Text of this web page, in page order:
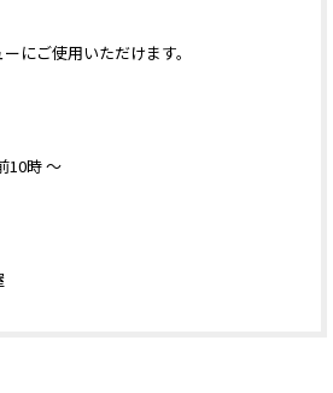
にご使用いただけます。
10時 ～